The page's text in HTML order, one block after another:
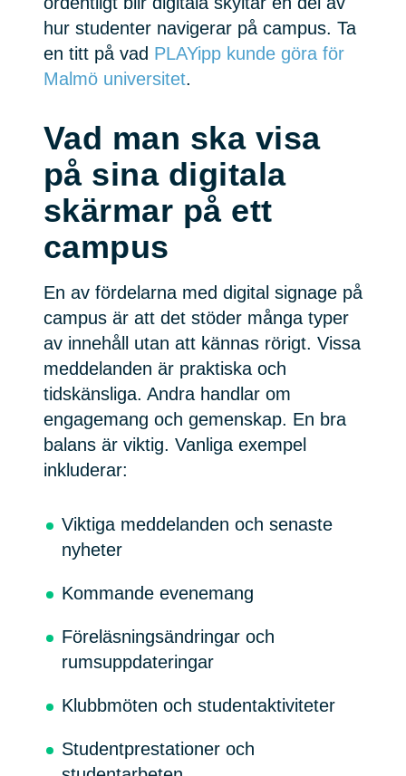
hur studenter navigerar på campus. Ta
en titt på vad PLAYipp kunde göra för
Malmö universitet.
Vad man ska visa
på sina digitala
skärmar på ett
campus
En av fördelarna med digital signage på
campus är att det stöder många typer
av innehåll utan att kännas rörigt. Vissa
meddelanden är praktiska och
tidskänsliga. Andra handlar om
engagemang och gemenskap. En bra
balans är viktig. Vanliga exempel
inkluderar:
Viktiga meddelanden och senaste
nyheter
Kommande evenemang
Föreläsningsändringar och
rumsuppdateringar
Klubbmöten och studentaktiviteter
Studentprestationer och